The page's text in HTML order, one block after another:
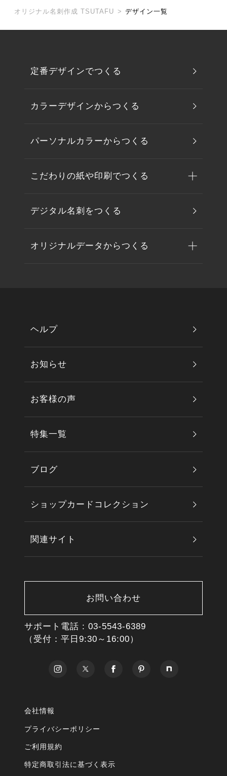
オリジナル名刺作成 TSUTAFU > デザイン一覧
定番デザインでつくる
カラーデザインからつくる
パーソナルカラーからつくる
こだわりの紙や印刷でつくる
デジタル名刺をつくる
オリジナルデータからつくる
ヘルプ
お知らせ
お客様の声
特集一覧
ブログ
ショップカードコレクション
関連サイト
お問い合わせ
サポート電話 : 03-5543-6389
（受付：平日9:30～16:00）
会社情報
プライバシーポリシー
ご利用規約
特定商取引法に基づく表示